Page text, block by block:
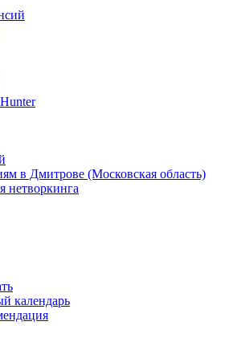
в Дмитрове (Московская область)
нетворкинга
календарь